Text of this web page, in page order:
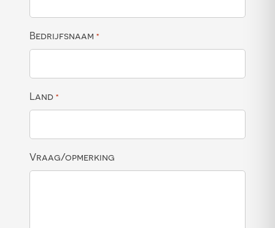
Bedrijfsnaam *
Land *
Vraag/opmerking